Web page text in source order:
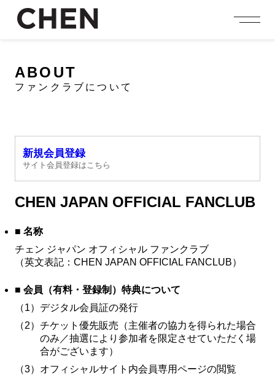
NEWS
プロフィール
EVENT
イベント
CONTENTS
コンテンツ
MEMBERSHIP
会員特典
FANCLUB
FC NEWS
FCニュース
GALLERY
ギャラリー
VIDEO
ビデオ
ABOUT
ファンクラブについて
新規会員登録
サイト会員登録はこちら
CHEN JAPAN OFFICIAL FANCLUB
■ 名称
チェン ジャパン オフィシャル ファンクラブ
（英文表記：CHEN JAPAN OFFICIAL FANCLUB）
■ 会員（有料・登録制）特典について
（1） デジタル会員証の発行
（2） チケット優先販売（主催者の協力を得られた場合
のみ／抽選により参加者を限定させていただく場
合がございます）
（3） オフィシャルサイト内会員専用ページの閲覧